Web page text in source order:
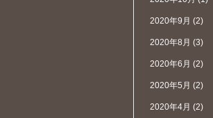
2020年9月 (2)
2020年8月 (3)
2020年6月 (2)
2020年5月 (2)
2020年4月 (2)